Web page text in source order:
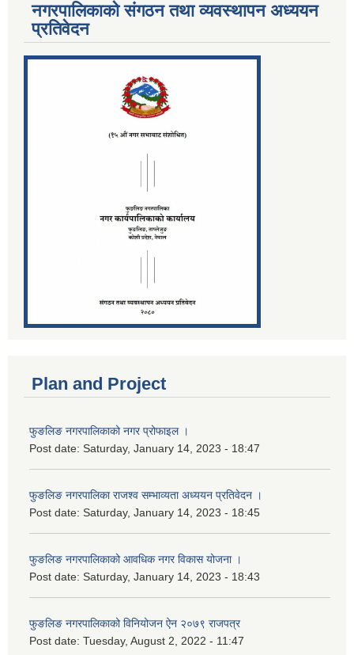
नगरपालिकाको संगठन तथा व्यवस्थापन अध्ययन
प्रतिवेदन
Plan and Project
फुङलिङ नगरपालिकाको नगर प्रोफाइल ।
Post date: Saturday, January 14, 2023 - 18:47
फुङलिङ नगरपालिका राजश्व सम्भाव्यता अध्ययन प्रतिवेदन ।
Post date: Saturday, January 14, 2023 - 18:45
फुङलिङ नगरपालिकाको आवधिक नगर विकास योजना ।
Post date: Saturday, January 14, 2023 - 18:43
फुङलिङ नगरपालिकाको विनियोजन ऐन २०७९ राजपत्र
Post date: Tuesday, August 2, 2022 - 11:47